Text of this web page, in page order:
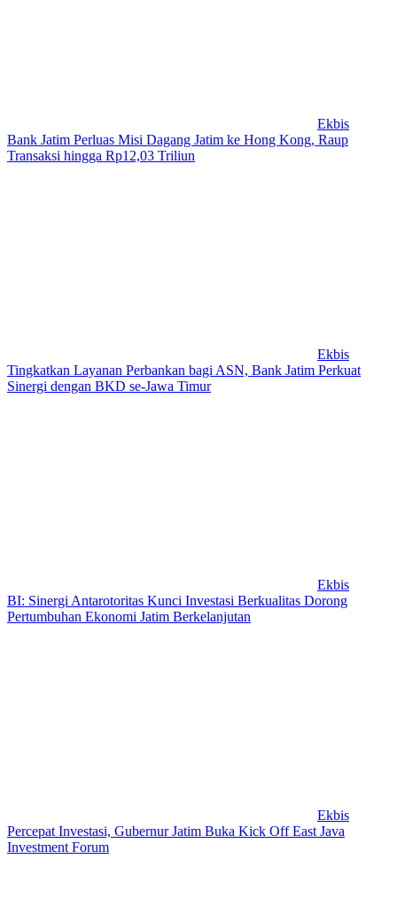
Ekbis
Bank Jatim Perluas Misi Dagang Jatim ke Hong Kong, Raup
Transaksi hingga Rp12,03 Triliun
Ekbis
Tingkatkan Layanan Perbankan bagi ASN, Bank Jatim Perkuat
Sinergi dengan BKD se-Jawa Timur
Ekbis
BI: Sinergi Antarotoritas Kunci Investasi Berkualitas Dorong
Pertumbuhan Ekonomi Jatim Berkelanjutan
Ekbis
Percepat Investasi, Gubernur Jatim Buka Kick Off East Java
Investment Forum